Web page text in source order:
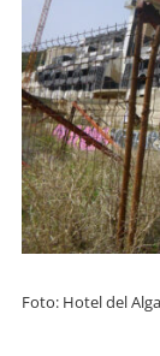
Foto: Hotel del